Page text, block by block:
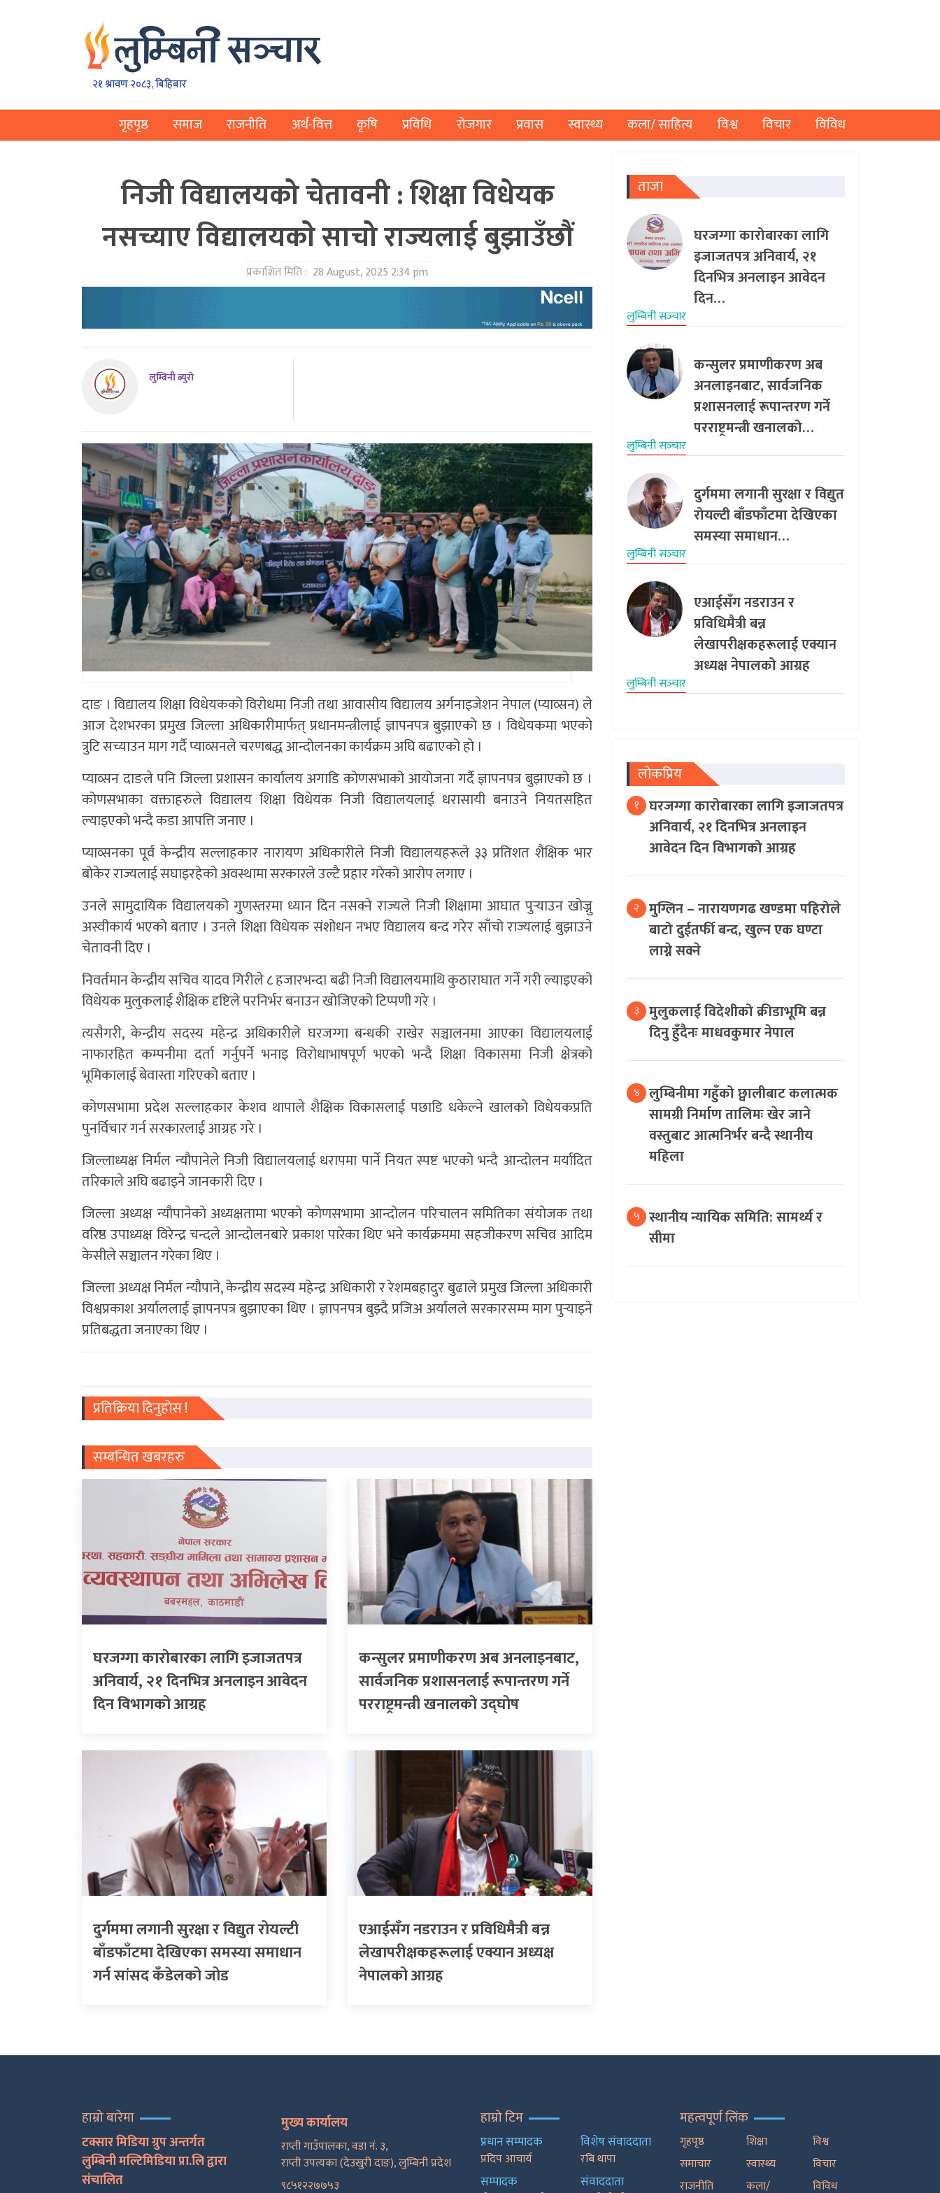
२१ श्रावण २०८३, बिहिबार
गृहपृष्ठ समाज राजनीति अर्थ-वित्त कृषि प्रविधि रोजगार प्रवास स्वास्थ्य कला/ साहित्य विश्व विचार विविध
निजी विद्यालयको चेतावनी : शिक्षा विधेयक
नसच्याए विद्यालयकाे साचो राज्यलाई बुझाउँछौं
प्रकाशित मिति : 28 August, 2025 2:34 pm
लुम्बिनी ब्युराे
दाङ । विद्यालय शिक्षा विधेयकको विरोधमा निजी तथा आवासीय विद्यालय अर्गनाइजेशन नेपाल (प्याव्सन) ले
आज देशभरका प्रमुख जिल्ला अधिकारीमार्फत् प्रधानमन्त्रीलाई ज्ञापनपत्र बुझाएको छ । विधेयकमा भएकाे
त्रुटि सच्याउन माग गर्दै प्याव्सनले चरणबद्ध आन्दोलनका कार्यक्रम अघि बढाएको हो ।
प्याव्सन दाङले पनि जिल्ला प्रशासन कार्यालय अगाडि कोणसभाको आयोजना गर्दै ज्ञापनपत्र बुझाएको छ ।
कोणसभाका वक्ताहरुले विद्यालय शिक्षा विधेयक निजी विद्यालयलाई धरासायी बनाउने नियतसहित
ल्याइएको भन्दै कडा आपत्ति जनाए ।
प्याव्सनका पूर्व केन्द्रीय सल्लाहकार नारायण अधिकारीले निजी विद्यालयहरूले ३३ प्रतिशत शैक्षिक भार
बोकेर राज्यलाई सघाइरहेको अवस्थामा सरकारले उल्टै प्रहार गरेको आरोप लगाए ।
उनले सामुदायिक विद्यालयको गुणस्तरमा ध्यान दिन नसक्ने राज्यले निजी शिक्षामा आघात पुर्‍याउन खोज्नु
अस्वीकार्य भएको बताए । उनले शिक्षा विधेयक संशोधन नभए विद्यालय बन्द गरेर साँचो राज्यलाई बुझाउने
चेतावनी दिए ।
निवर्तमान केन्द्रीय सचिव यादव गिरीले ८ हजारभन्दा बढी निजी विद्यालयमाथि कुठाराघात गर्ने गरी ल्याइएको
विधेयक मुलुकलाई शैक्षिक दृष्टिले परनिर्भर बनाउन खोजिएको टिप्पणी गरे ।
त्यसैगरी, केन्द्रीय सदस्य महेन्द्र अधिकारीले घरजग्गा बन्धकी राखेर सञ्चालनमा आएका विद्यालयलाई
नाफारहित कम्पनीमा दर्ता गर्नुपर्ने भनाइ विरोधाभाषपूर्ण भएको भन्दै शिक्षा विकासमा निजी क्षेत्रको
भूमिकालाई बेवास्ता गरिएको बताए ।
कोणसभामा प्रदेश सल्लाहकार केशव थापाले शैक्षिक विकासलाई पछाडि धकेल्ने खालको विधेयकप्रति
पुनर्विचार गर्न सरकारलाई आग्रह गरे ।
जिल्लाध्यक्ष निर्मल न्यौपानेले निजी विद्यालयलाई धरापमा पार्ने नियत स्पष्ट भएको भन्दै आन्दोलन मर्यादित
तरिकाले अघि बढाइने जानकारी दिए ।
जिल्ला अध्यक्ष न्याैपानेकाे अध्यक्षतामा भएकाे काेणसभामा आन्दोलन परिचालन समितिका संयोजक तथा
वरिष्ठ उपाध्यक्ष विरेन्द्र चन्दले आन्दाेलनबारे प्रकाश पारेका थिए भने कार्यक्रममा सहजीकरण सचिव आदिम
केसीले सञ्चालन गरेका थिए ।
जिल्ला अध्यक्ष निर्मल न्यौपाने, केन्द्रीय सदस्य महेन्द्र अधिकारी र रेशमबहादुर बुढाले प्रमुख जिल्ला अधिकारी
विश्वप्रकाश अर्याललाई ज्ञापनपत्र बुझाएका थिए । ज्ञापनपत्र बुझ्दै प्रजिअ अर्यालले सरकारसम्म माग पुर्‍याइने
प्रतिबद्धता जनाएका थिए ।
प्रतिक्रिया दिनुहोस !
सम्बन्धित खबरहरु
घरजग्गा कारोबारका लागि इजाजतपत्र
अनिवार्य, २१ दिनभित्र अनलाइन आवेदन
दिन विभागको आग्रह
कन्सुलर प्रमाणीकरण अब अनलाइनबाट,
सार्वजनिक प्रशासनलाई रूपान्तरण गर्ने
परराष्ट्रमन्त्री खनालको उद्घोष
दुर्गममा लगानी सुरक्षा र विद्युत रोयल्टी
बाँडफाँटमा देखिएका समस्या समाधान
गर्न सांसद कँडेलको जोड
एआईसँग नडराउन र प्रविधिमैत्री बन्न
लेखापरीक्षकहरूलाई एक्यान अध्यक्ष
नेपालको आग्रह
ताजा
घरजग्गा कारोबारका लागि
इजाजतपत्र अनिवार्य, २१
दिनभित्र अनलाइन आवेदन
दिन…
लुम्बिनी सञ्‍चार
कन्सुलर प्रमाणीकरण अब
अनलाइनबाट, सार्वजनिक
प्रशासनलाई रूपान्तरण गर्ने
परराष्ट्रमन्त्री खनालको…
लुम्बिनी सञ्‍चार
दुर्गममा लगानी सुरक्षा र विद्युत
रोयल्टी बाँडफाँटमा देखिएका
समस्या समाधान…
लुम्बिनी सञ्‍चार
एआईसँग नडराउन र
प्रविधिमैत्री बन्न
लेखापरीक्षकहरूलाई एक्यान
अध्यक्ष नेपालको आग्रह
लुम्बिनी सञ्‍चार
लोकप्रिय
१ घरजग्गा कारोबारका लागि इजाजतपत्र
अनिवार्य, २१ दिनभित्र अनलाइन
आवेदन दिन विभागको आग्रह
२ मुग्लिन – नारायणगढ खण्डमा पहिरोले
बाटो दुईतर्फी बन्द, खुल्न एक घण्टा
लाग्ने सक्ने
३ मुलुकलाई विदेशीको क्रीडाभूमि बन्न
दिनु हुँदैनः माधवकुमार नेपाल
४ लुम्बिनीमा गहुँको छ्वालीबाट कलात्मक
सामग्री निर्माण तालिमः खेर जाने
वस्तुबाट आत्मनिर्भर बन्दै स्थानीय
महिला
५ स्थानीय न्यायिक समिति: सामर्थ्य र
सीमा
हाम्रो बारेमा
टक्सार मिडिया ग्रुप अन्तर्गत
लुम्बिनी मल्टिमिडिया प्रा.लि द्वारा
संचालित
मुख्य कार्यालय
राप्ती गाउँपालका, वडा नं. ३,
राप्ती उपत्यका (देउखुरी दाङ), लुम्बिनी प्रदेश
९८५१२२७७५३
हाम्रो टिम
प्रधान सम्पादक
प्रदिप आचार्य
सम्पादक
विशेष संवाददाता
रबि थापा
संवाददाता
महत्वपूर्ण लिंक
गृहपृष्ठ
समाचार
राजनीति
शिक्षा
स्वास्थ्य
कला/
विश्व
विचार
विविध